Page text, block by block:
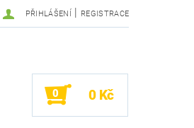
PŘIHLÁŠENÍ | REGISTRACE
0 0 Kč